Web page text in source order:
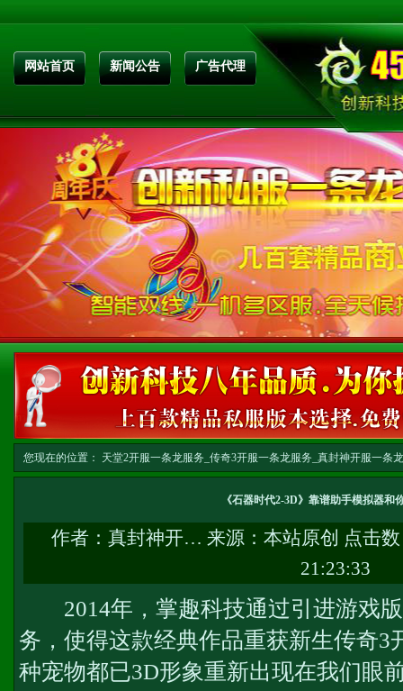
网站首页 新闻公告 广告代理
您现在的位置： 天堂2开服一条龙服务_传奇3开服一条龙服务_真封神开服一条
《石器时代2-3D》靠谱助手模拟器和
作者： 真封神开… 来源：本站原创 点击
21:23:33
2014年，掌趣科技通过引进游戏
务 ，使得这款经典作品重获新生传奇3
种宠物都已3D形象重新出现在我们眼